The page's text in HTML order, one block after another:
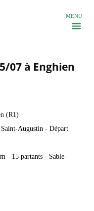
MENU
07 à Enghien
(R1)
Augustin - Départ
- 15 partants - Sable -